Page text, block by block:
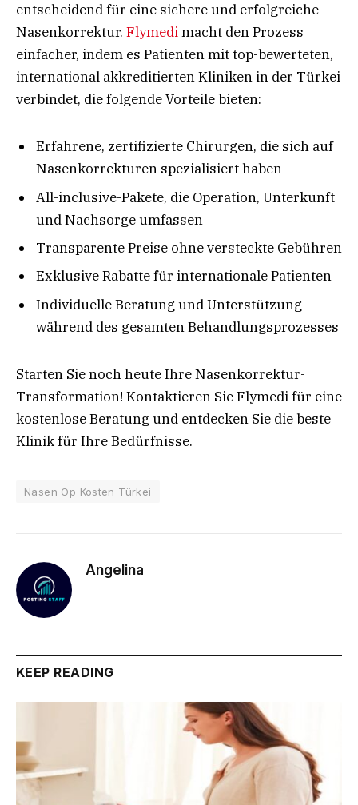
entscheidend für eine sichere und erfolgreiche
Nasenkorrektur. Flymedimacht den Prozess
einfacher, indem es Patienten mit top-bewerteten,
international akkreditierten Kliniken in der Türkei
verbindet, die folgende Vorteile bieten:
Erfahrene, zertifizierte Chirurgen, die sich auf
Nasenkorrekturen spezialisiert haben
All-inclusive-Pakete, die Operation, Unterkunft
und Nachsorge umfassen
Transparente Preise ohne versteckte Gebühren
Exklusive Rabatte für internationale Patienten
Individuelle Beratung und Unterstützung
während des gesamten Behandlungsprozesses
Starten Sie noch heute Ihre Nasenkorrektur-
Transformation! Kontaktieren Sie Flymedi für eine
kostenlose Beratung und entdecken Sie die beste
Klinik für Ihre Bedürfnisse.
Nasen Op Kosten Türkei
Angelina
KEEP READING